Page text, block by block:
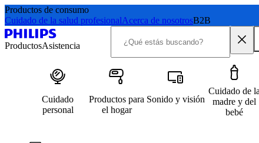
Productos de consumo
Cuidado de la salud profesionalAcerca de nosotrosB2B
ProductosAsistencia
Cuidado
personal
Productos para
el hogar
Sonido y visión
Cuidado de la
madre y del
bebé